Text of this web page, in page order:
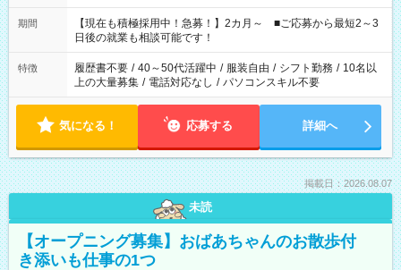
い」 「余裕を持って夕飯の準備がしたい」 「できれば残業はし
たくない」 など、ご希望を教えてくださいね。 ※Wワーク希望
の方へ 今ご覧のお仕事で希望する勤務時間と、もう1つのお仕事
の勤務時間。 合計で週40時間を超える場合は応募できません。
期間
【現在も積極採用中！急募！】2カ月～ ■ご応募から最短2～3
日後の就業も相談可能です！
特徴 履歴書不要 / 40～50代活躍中 / 服装自由 / シフト勤務 / 10名以
上の大量募集 / 電話対応なし / パソコンスキル不要
気になる！ 応募する 詳細へ
掲載日：2026.08.07
未読
【オープニング募集】おばあちゃんのお散歩付
き添いも仕事の1つ